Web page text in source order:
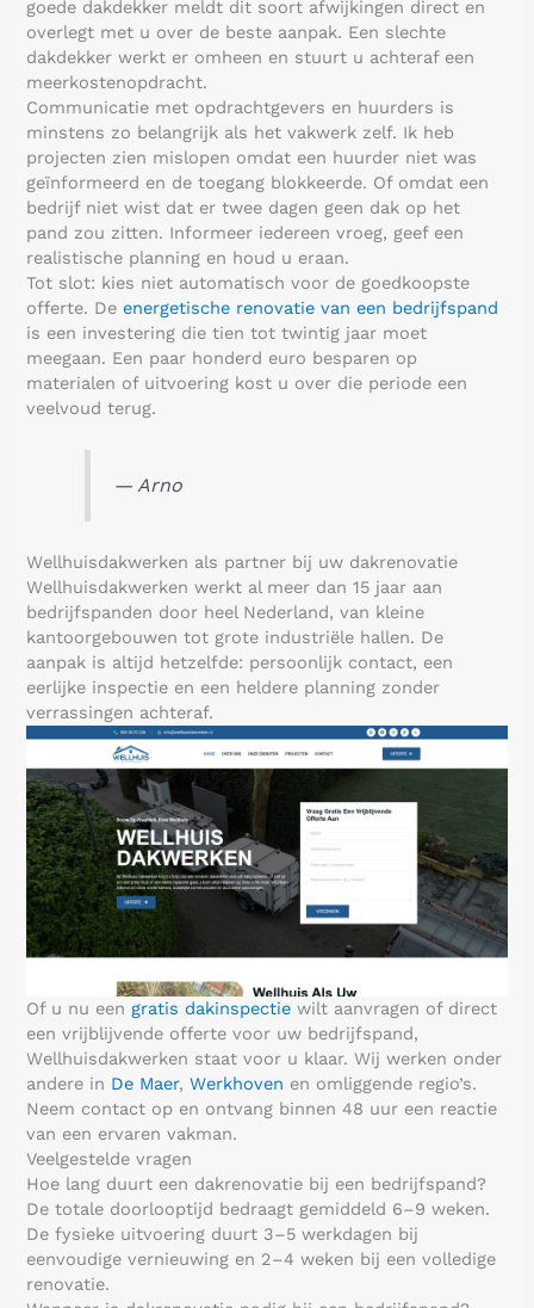
goede dakdekker meldt dit soort afwijkingen direct en
overlegt met u over de beste aanpak. Een slechte
dakdekker werkt er omheen en stuurt u achteraf een
meerkostenopdracht.
Communicatie met opdrachtgevers en huurders is
minstens zo belangrijk als het vakwerk zelf. Ik heb
projecten zien mislopen omdat een huurder niet was
geïnformeerd en de toegang blokkeerde. Of omdat een
bedrijf niet wist dat er twee dagen geen dak op het
pand zou zitten. Informeer iedereen vroeg, geef een
realistische planning en houd u eraan.
Tot slot: kies niet automatisch voor de goedkoopste
offerte. Deenergetische renovatie van een bedrijfspand
is een investering die tien tot twintig jaar moet
meegaan. Een paar honderd euro besparen op
materialen of uitvoering kost u over die periode een
veelvoud terug.
— Arno
Wellhuisdakwerken als partner bij uw dakrenovatie
Wellhuisdakwerken werkt al meer dan 15 jaar aan
bedrijfspanden door heel Nederland, van kleine
kantoorgebouwen tot grote industriële hallen. De
aanpak is altijd hetzelfde: persoonlijk contact, een
eerlijke inspectie en een heldere planning zonder
verrassingen achteraf.
Of u nu een gratis dakinspectie wilt aanvragen of direct
een vrijblijvende offerte voor uw bedrijfspand,
Wellhuisdakwerken staat voor u klaar. Wij werken onder
andere in De Maer,Werkhoven en omliggende regio’s.
Neem contact op en ontvang binnen 48 uur een reactie
van een ervaren vakman.
Veelgestelde vragen
Hoe lang duurt een dakrenovatie bij een bedrijfspand?
De totale doorlooptijd bedraagt gemiddeld 6–9 weken.
De fysieke uitvoering duurt 3–5 werkdagen bij
eenvoudige vernieuwing en 2–4 weken bij een volledige
renovatie.